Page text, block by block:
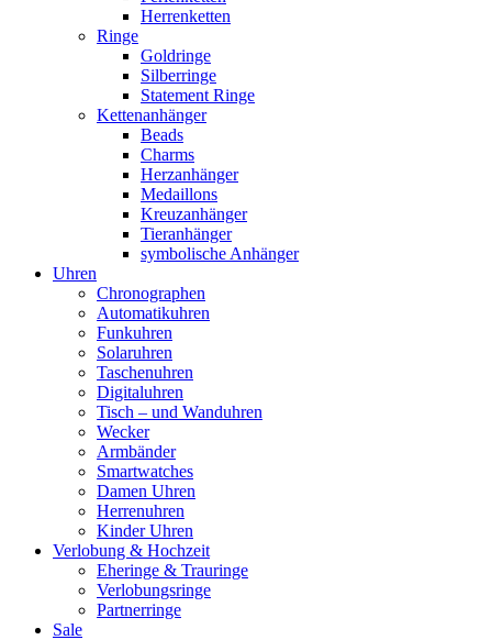
Herrenketten
Ringe
Goldringe
Silberringe
Statement Ringe
Kettenanhänger
Beads
Charms
Herzanhänger
Medaillons
Kreuzanhänger
Tieranhänger
symbolische Anhänger
Uhren
Chronographen
Automatikuhren
Funkuhren
Solaruhren
Taschenuhren
Digitaluhren
Tisch – und Wanduhren
Wecker
Armbänder
Smartwatches
Damen Uhren
Herrenuhren
Kinder Uhren
Verlobung & Hochzeit
Eheringe & Trauringe
Verlobungsringe
Partnerringe
Sale